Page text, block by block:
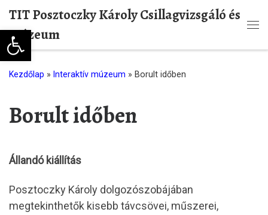
Eszköztár megnyitása
Skip to content
TIT Posztoczky Károly Csillagvizsgáló és
Múzeum
Kezdőlap » Interaktív múzeum » Borult időben
Borult időben
Állandó kiállítás
Posztoczky Károly dolgozószobájában
megtekinthetők kisebb távcsövei, műszerei,